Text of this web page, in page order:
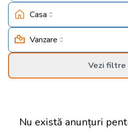
Casa
Vanzare
Vezi filtre
Nu există anunțuri